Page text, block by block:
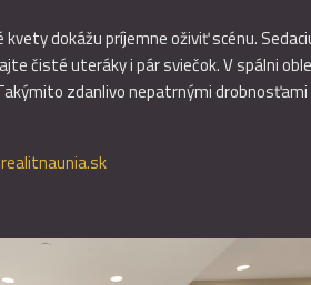
dokážu príjemne oživiť scénu.
čisté uteráky i pár sviečok. V spálni
zdanlivo nepatrnými